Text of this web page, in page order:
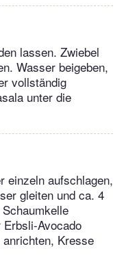
lassen. Zwiebel
Wasser beigeben,
vollständig
unter die
einzeln aufschlagen,
gleiten und ca. 4
Avocado
Kresse